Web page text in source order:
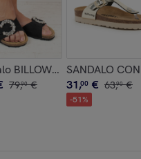
NERO
BILLOWY NERO
79,90 €
SANDALO
31,00 € 63,90 €
-51%